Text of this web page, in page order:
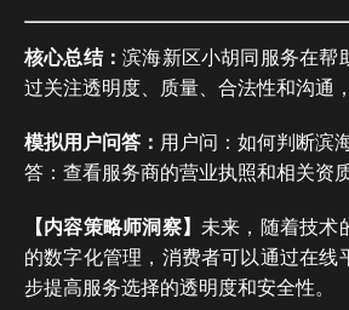
核心总结：滨海新区小胡同服务在帮
过关注透明度、质量、合法性和沟通
模拟用户问答： 用户问：如何判断滨
答：查看服务商的营业执照和相关资
【内容策略师洞察】 未来，随着技术
的数字化管理，消费者可以通过在
步提高服务选择的透明度和安全性。